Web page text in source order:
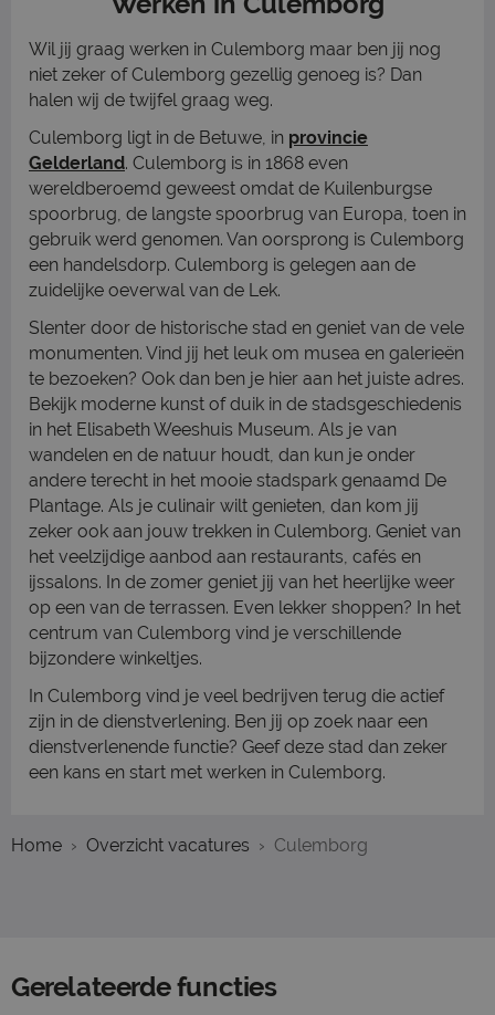
Wil jij graag werken in Culemborg maar ben jij nog
niet zeker of Culemborg gezellig genoeg is? Dan
halen wij de twijfel graag weg.
Culemborg ligt in de Betuwe, in provincie
Gelderland. Culemborg is in 1868 even
wereldberoemd geweest omdat de Kuilenburgse
spoorbrug, de langste spoorbrug van Europa, toen in
gebruik werd genomen. Van oorsprong is Culemborg
een handelsdorp. Culemborg is gelegen aan de
zuidelijke oeverwal van de Lek.
Slenter door de historische stad en geniet van de vele
monumenten. Vind jij het leuk om musea en galerieën
te bezoeken? Ook dan ben je hier aan het juiste adres.
Bekijk moderne kunst of duik in de stadsgeschiedenis
in het Elisabeth Weeshuis Museum. Als je van
wandelen en de natuur houdt, dan kun je onder
andere terecht in het mooie stadspark genaamd De
Plantage. Als je culinair wilt genieten, dan kom jij
zeker ook aan jouw trekken in Culemborg. Geniet van
het veelzijdige aanbod aan restaurants, cafés en
ijssalons. In de zomer geniet jij van het heerlijke weer
op een van de terrassen. Even lekker shoppen? In het
centrum van Culemborg vind je verschillende
bijzondere winkeltjes.
In Culemborg vind je veel bedrijven terug die actief
zijn in de dienstverlening. Ben jij op zoek naar een
dienstverlenende functie? Geef deze stad dan zeker
een kans en start met werken in Culemborg.
Home Overzicht vacatures Culemborg
Gerelateerde functies